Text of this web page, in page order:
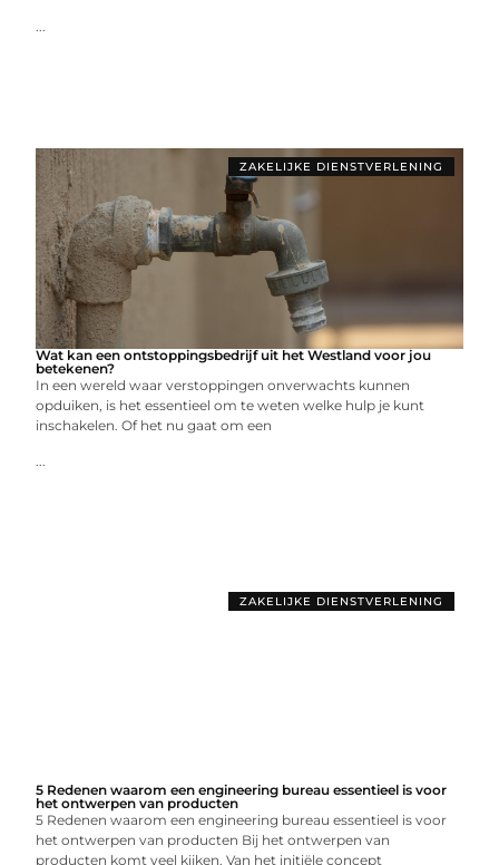
...
ZAKELIJKE DIENSTVERLENING
Wat kan een ontstoppingsbedrijf uit het Westland voor jou
betekenen?
In een wereld waar verstoppingen onverwachts kunnen
opduiken, is het essentieel om te weten welke hulp je kunt
inschakelen. Of het nu gaat om een
...
ZAKELIJKE DIENSTVERLENING
5 Redenen waarom een engineering bureau essentieel is voor
het ontwerpen van producten
5 Redenen waarom een engineering bureau essentieel is voor
het ontwerpen van producten Bij het ontwerpen van
producten komt veel kijken. Van het initiële concept